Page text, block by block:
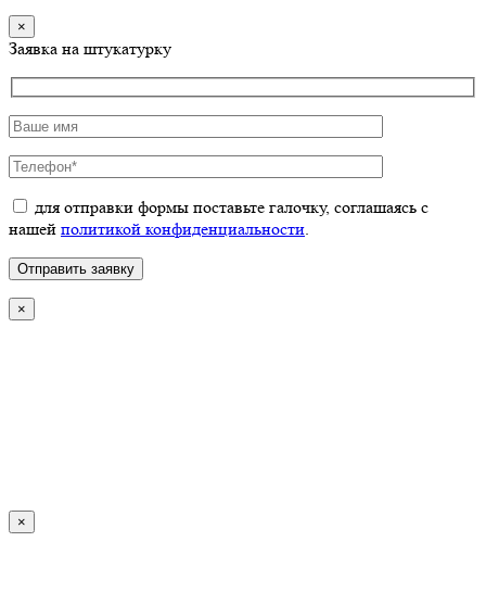
×
Заявка на штукатурку
для отправки формы поставьте галочку, соглашаясь с
нашей политикой конфиденциальности.
×
×